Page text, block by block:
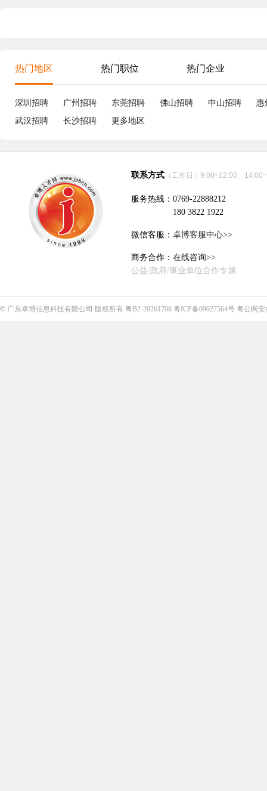
热门地区 热门职位 热门企业
深圳招聘 广州招聘 东莞招聘 佛山招聘 中山招聘
惠
武汉招聘
长沙招聘 更多地区
联系方式 （工作日：9:00~12:00、
服务热线：0769-22888212
180 3822 1922
微信客服： 卓博客服中心>>
商务合作： 在线咨询>>
公益/政府/事业单位合作专属
© 广东卓博信息科技有限公司 版权所有 粤B2-20261708 粤ICP备09027564号 粤公网安